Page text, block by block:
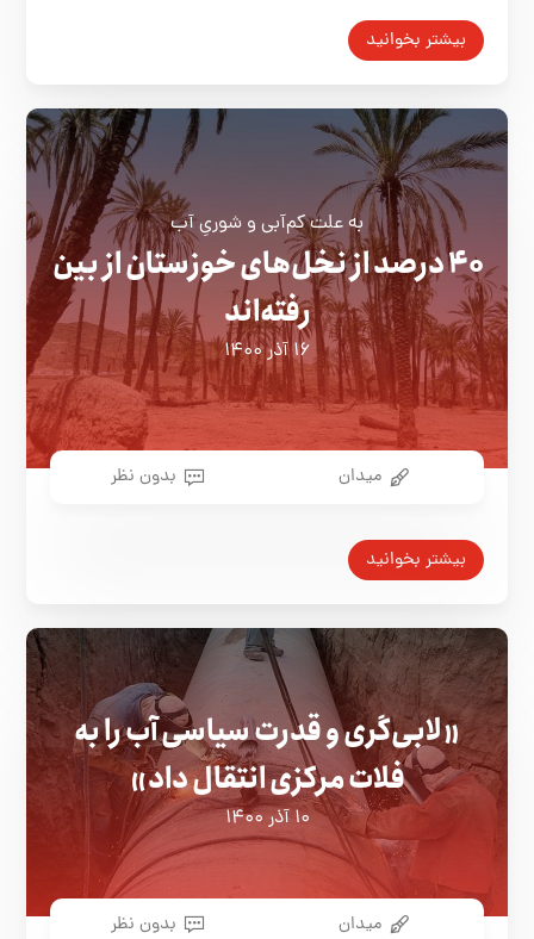
بیشتر بخوانید
به علت کم‌آبی و شوریِ آب
۴۰ درصد از نخل‌های خوزستان از بین
رفته‌اند
۱۶ آذر ۱۴۰۰
میدان بدون نظر
بیشتر بخوانید
«لابی‌گری و قدرت سیاسی آب را به
فلات مرکزی انتقال داد»
۱۰ آذر ۱۴۰۰
میدان بدون نظر